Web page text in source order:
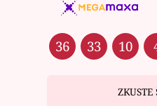
36 33 10
ZKUSTE